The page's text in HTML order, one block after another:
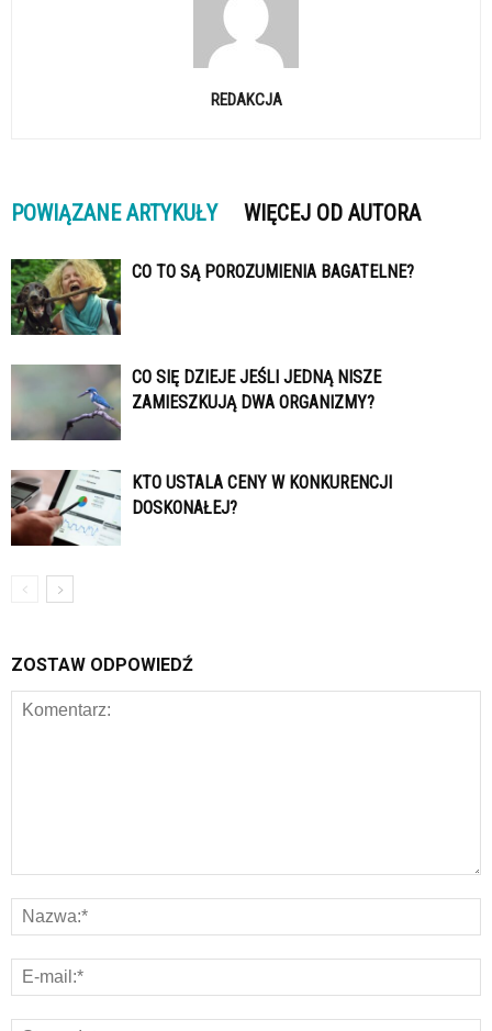
REDAKCJA
POWIĄZANE ARTYKUŁY WIĘCEJ OD AUTORA
CO TO SĄ POROZUMIENIA BAGATELNE?
CO SIĘ DZIEJE JEŚLI JEDNĄ NISZE
ZAMIESZKUJĄ DWA ORGANIZMY?
KTO USTALA CENY W KONKURENCJI
DOSKONAŁEJ?
ZOSTAW ODPOWIEDŹ